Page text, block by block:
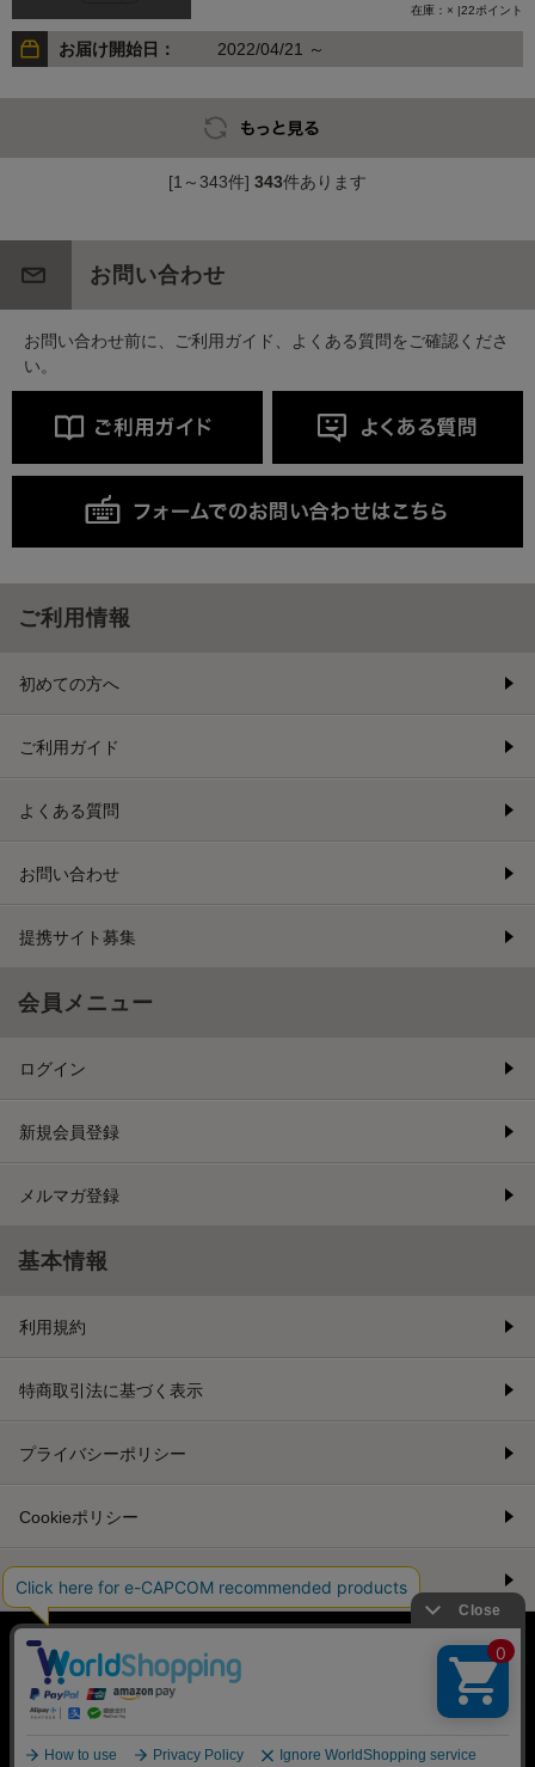
在庫：× |22ポイント
お届け開始日： 2022/04/21 ～
[1～343件] 343件あります
お問い合わせ
お問い合わせ前に、ご利用ガイド、よくある質問をご確認くださ
い。
ご利用情報
初めての方へ
ご利用ガイド
よくある質問
お問い合わせ
提携サイト募集
会員メニュー
ログイン
新規会員登録
メルマガ登録
基本情報
利用規約
特商取引法に基づく表示
プライバシーポリシー
Cookieポリシー
会社情報